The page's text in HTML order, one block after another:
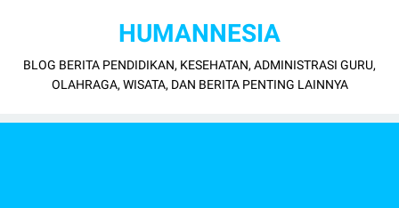
HUMANNESIA
BLOG BERITA PENDIDIKAN, KESEHATAN, ADMINISTRASI GURU,
OLAHRAGA, WISATA, DAN BERITA PENTING LAINNYA